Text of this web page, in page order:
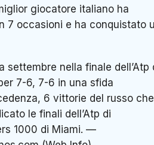
giocatore italiano ha
7 occasioni e ha conquistato
settembre nella finale dell’Atp
7-6, 7-6 in una sfida
6 vittorie del russo che
le finali dell’Atp di
1000 di Miami. —